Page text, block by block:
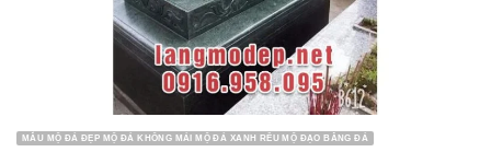
MẪU MỘ ĐÁ ĐẸP MỘ ĐÁ KHÔNG MÁI MỘ ĐÁ XANH RÊU MỘ ĐẠO BẰNG ĐÁ